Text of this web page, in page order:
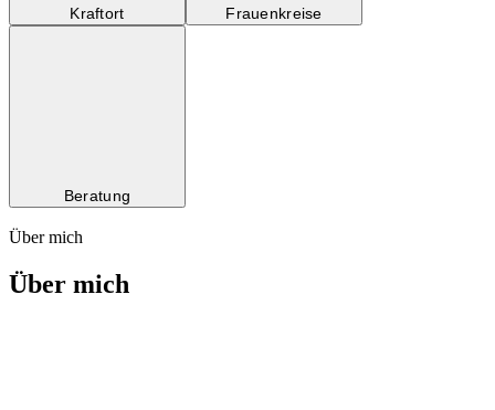
Kraftort Frauenkreise
Beratung
Über mich
Über mich